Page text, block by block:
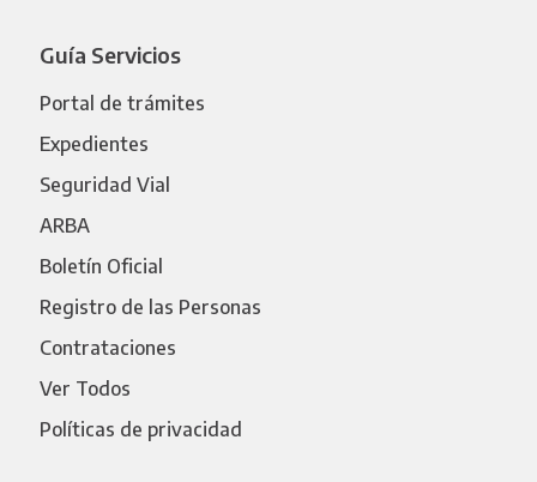
Guía Servicios
Portal de trámites
Expedientes
Seguridad Vial
ARBA
Boletín Oficial
Registro de las Personas
Contrataciones
Ver Todos
Políticas de privacidad